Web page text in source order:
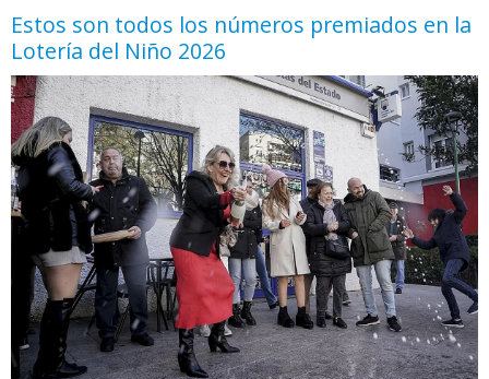
Estos son todos los números premiados en la
Lotería del Niño 2026